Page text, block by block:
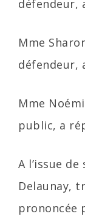
défendeur,
Mme
défendeur,
Mme
public, a
A l’issue
Delaunay,
prononcée